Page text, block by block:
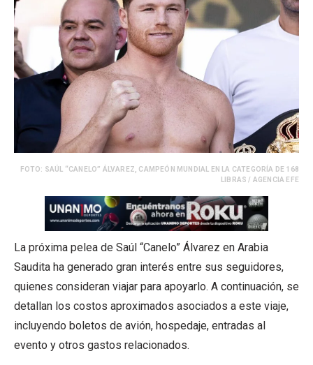
FOTO: SAÚL “CANELO” ÁLVAREZ, CAMPEÓN MUNDIAL EN LA CATEGORÍA DE 168
LIBRAS / AGENCIA EFE
La próxima pelea de Saúl “Canelo” Álvarez en Arabia
Saudita ha generado gran interés entre sus seguidores,
quienes consideran viajar para apoyarlo. A continuación, se
detallan los costos aproximados asociados a este viaje,
incluyendo boletos de avión, hospedaje, entradas al
evento y otros gastos relacionados.